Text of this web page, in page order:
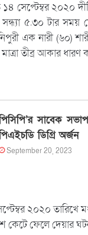
সেপ্টেম্বর ২০২০
৫.৩০ টার সময়
এক নারী (৬০)
মাত্রা তীব্র আকার
সাবেক
ডিগ্রি অর্জন
September 20, 2023
২০২০ তারিখে
কেটে ফেলে দেয়ার